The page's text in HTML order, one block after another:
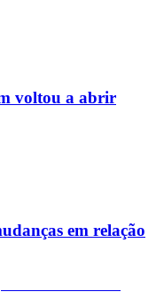
voltou a abrir
em relação